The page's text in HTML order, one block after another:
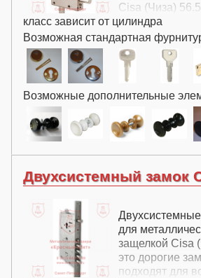
Cisa (Чиза)
установлен как
основного
качестве
класс зависит от цилиндра
Двухсистемный замок
для
защелкой Cisa
это дорогие
подходят для